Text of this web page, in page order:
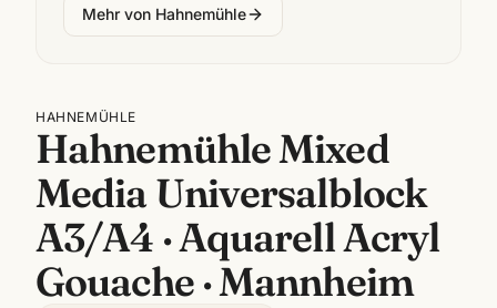
Mehr von Hahnemühle
HAHNEMÜHLE
Hahnemühle Mixed
Media Universalblock
A3/A4 · Aquarell Acryl
Gouache · Mannheim